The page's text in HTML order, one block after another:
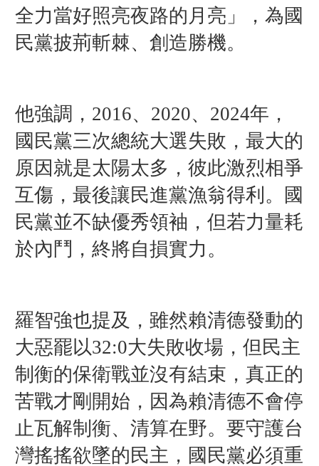
全力當好照亮夜路的月亮」，為國
民黨披荊斬棘、創造勝機。
他強調， 2016、2020、2024年，
國民黨三次總統大選失敗，最大的
原因就是太陽太多，彼此激烈相爭
互傷，最後讓民進黨漁翁得利。國
民黨並不缺優秀領袖，但若力量耗
於內鬥，終將自損實力。
羅智強也提及， 雖然賴清德發動的
大惡罷以32:0大失敗收場，但民主
制衡的保衛戰並沒有結束，真正的
苦戰才剛開始，因為賴清德不會停
止瓦解制衡、清算在野。 要守護台
灣搖搖欲墜的民主，國民黨必須重